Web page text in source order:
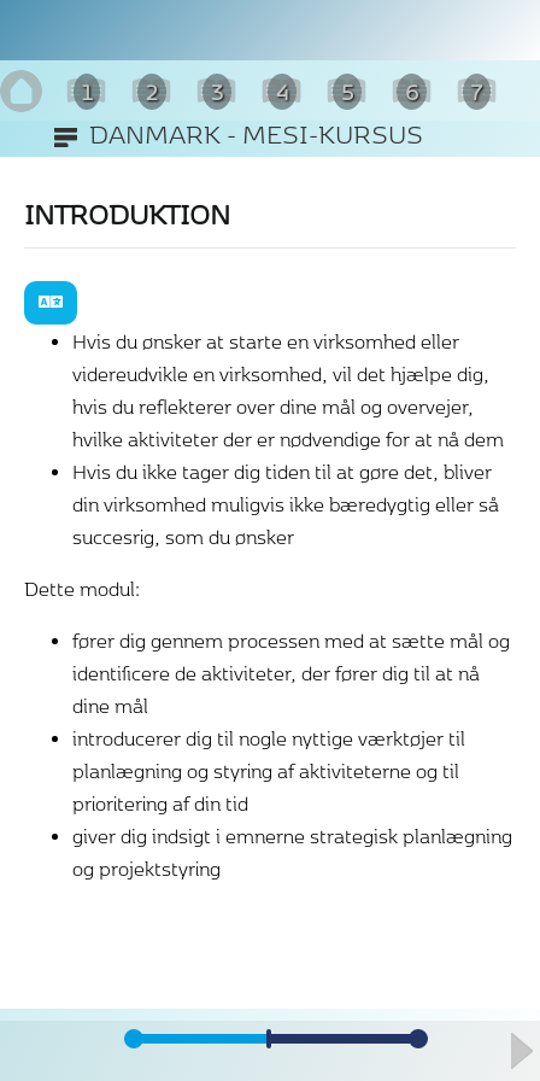
1 2 3 4 5 6
7
DANMARK - MESI-KURSUS
INTRODUKTION
Hvis du ønsker at starte en virksomhed eller
videreudvikle en virksomhed, vil det hjælpe dig,
hvis du reflekterer over dine mål og overvejer,
hvilke aktiviteter der er nødvendige for at nå dem
Hvis du ikke tager dig tiden til at gøre det, bliver
din virksomhed muligvis ikke bæredygtig eller så
succesrig, som du ønsker
Dette modul:
fører dig gennem processen med at sætte mål og
identificere de aktiviteter, der fører dig til at nå
dine mål
introducerer dig til nogle nyttige værktøjer til
planlægning og styring af aktiviteterne og til
prioritering af din tid
giver dig indsigt i emnerne strategisk planlægning
og projektstyring